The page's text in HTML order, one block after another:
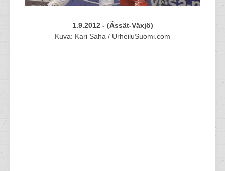
1.9.2012 - (Ässät-Växjö)
Kuva: Kari Saha / UrheiluSuomi.com